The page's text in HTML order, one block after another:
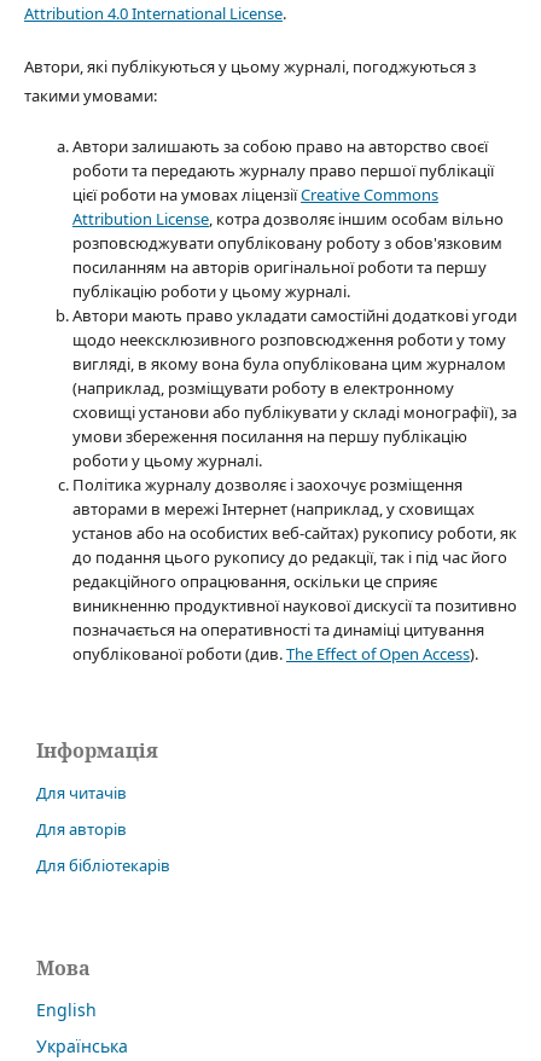
Attribution 4.0 International License.
Автори, які публікуються у цьому журналі, погоджуються з
такими умовами:
Автори залишають за собою право на авторство своєї
роботи та передають журналу право першої публікації
цієї роботи на умовах ліцензіїCreative Commons
Attribution License, котра дозволяє іншим особам вільно
розповсюджувати опубліковану роботу з обов'язковим
посиланням на авторів оригінальної роботи та першу
публікацію роботи у цьому журналі.
Автори мають право укладати самостійні додаткові угоди
щодо неексклюзивного розповсюдження роботи у тому
вигляді, в якому вона була опублікована цим журналом
(наприклад, розміщувати роботу в електронному
сховищі установи або публікувати у складі монографії), за
умови збереження посилання на першу публікацію
роботи у цьому журналі.
Політика журналу дозволяє і заохочує розміщення
авторами в мережі Інтернет (наприклад, у сховищах
установ або на особистих веб-сайтах) рукопису роботи, як
до подання цього рукопису до редакції, так і під час його
редакційного опрацювання, оскільки це сприяє
виникненню продуктивної наукової дискусії та позитивно
позначається на оперативності та динаміці цитування
опублікованої роботи (див.The Effect of Open Access).
Інформація
Для читачів
Для авторів
Для бібліотекарів
Мова
English
Українська